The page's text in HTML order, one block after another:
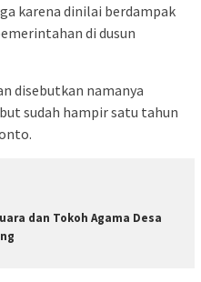
karena dinilai berdampak
di dusun
disebutkan namanya
sudah hampir satu tahun
dan Tokoh Agama Desa